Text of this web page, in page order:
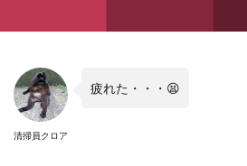
清掃員クロア
疲れた・・・😫